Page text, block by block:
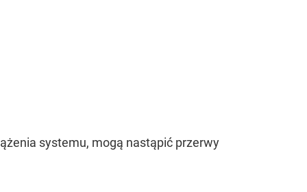
systemu, mogą nastąpić przerwy